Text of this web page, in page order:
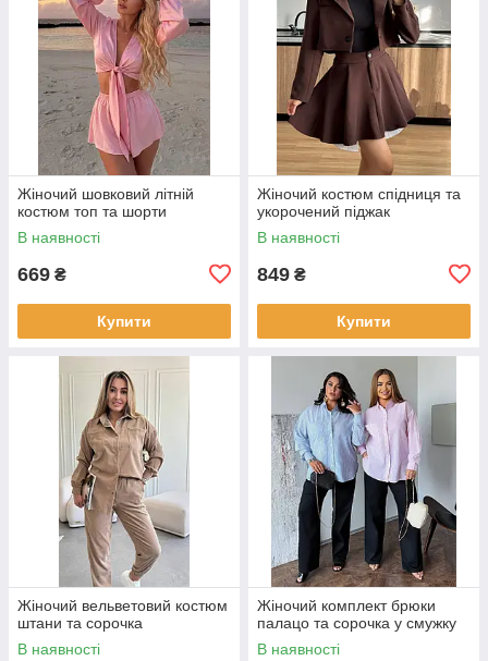
Жіночий шовковий літній
костюм топ та шорти
В наявності
669 ₴
Купити
Жіночий костюм спідниця та
укорочений піджак
В наявності
849 ₴
Купити
Жіночий вельветовий костюм
штани та сорочка
В наявності
Жіночий комплект брюки
палацо та сорочка у смужку
В наявності